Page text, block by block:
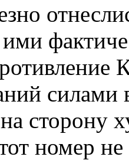
силами
сторону
номер